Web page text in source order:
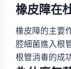
橡皮障在
橡皮障的主要
腔細菌進入根
根管消毒的成